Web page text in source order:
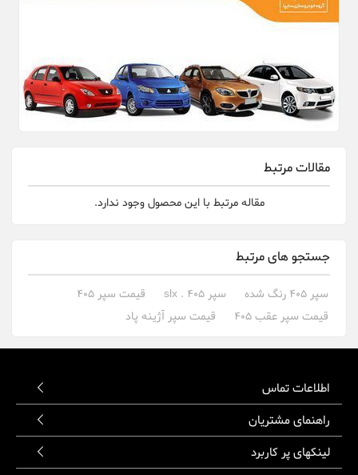
مقالات مرتبط
مقاله مرتبط با این محصول وجود ندارد.
جستجو های مرتبط
سپر 405 رنگ شده سپر 405 . slx
قیمت سپر 405
قیمت سپر عقب 405
قیمت سپر آژینه پاد
اطلاعات تماس
راهنمای مشتریان
لینکهای پر کاربرد